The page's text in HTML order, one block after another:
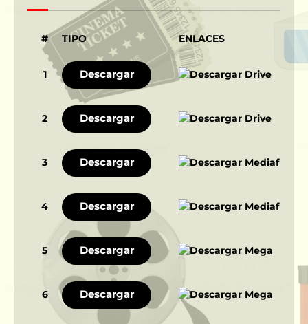
# TIPO ENLACES
1 Descargar
2 Descargar
3 Descargar
4 Descargar
5 Descargar
6 Descargar